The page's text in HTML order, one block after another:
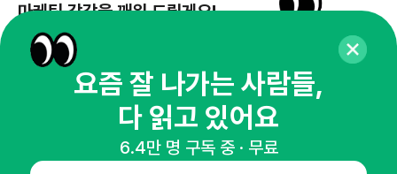
마케팅 감각을 깨워 드릴게요!
65,043명의 마케터를 성장시키는 뉴스레터
뉴스레터 구독하기
NHN AD
요즘 잘 나가는 사람들,
다 읽고 있어요
6.4만 명 구독 중 · 무료